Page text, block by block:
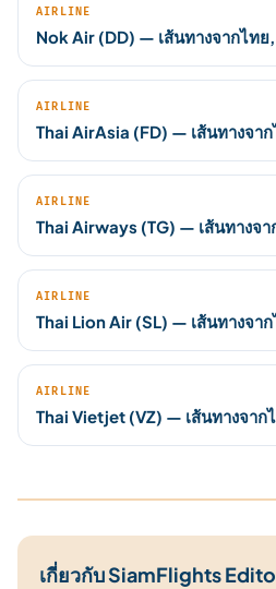
AIRLINE
Nok Air (DD) — เส้นทางจากไทย,
AIRLINE
Thai AirAsia (FD) — เส้นทางจาก
AIRLINE
Thai Airways (TG) — เส้นทางจา
AIRLINE
Thai Lion Air (SL) — เส้นทางจาก
AIRLINE
Thai Vietjet (VZ) — เส้นทางจาก
เกี่ยวกับ SiamFlights